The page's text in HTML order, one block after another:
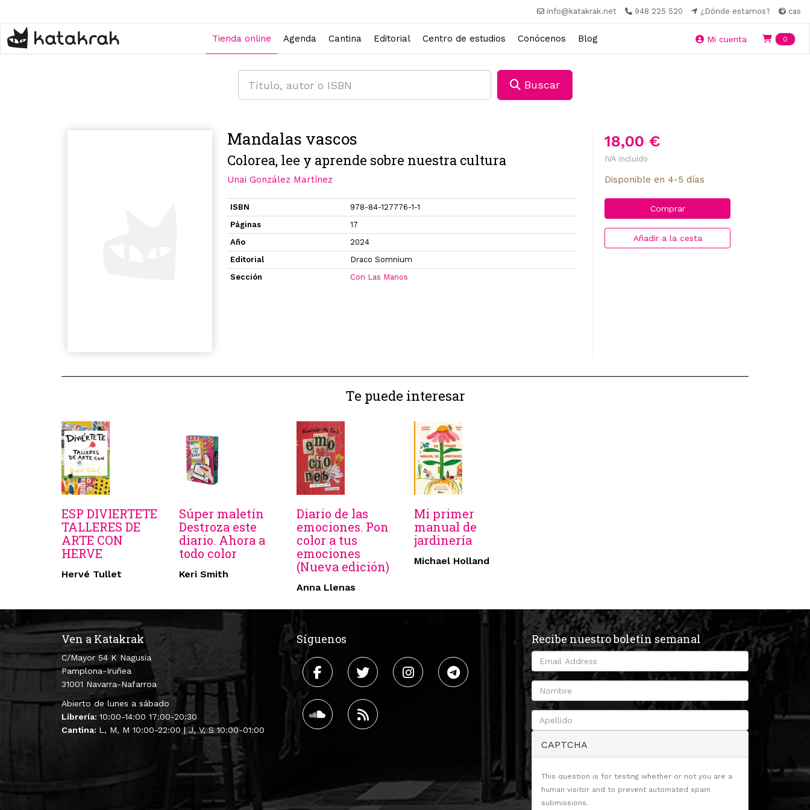
contenido
principal
info@katakrak.net 948 225 520 ¿Dónde estamos? cas
Tienda online Agenda Cantina Editorial Centro de estudios Conócenos Blog Mi cuenta 0
Buscar
18,00 €
IVA incluido
Disponible en 4-5 días
Comprar
Añadir a la cesta
Mandalas vascos
Colorea, lee y aprende sobre nuestra cultura
Unai González Martínez
ISBN
978-84-127776-1-1
Páginas
17
Año
2024
Editorial
Draco Somnium
Sección
Con Las Manos
Te puede interesar
ESP DIVIERTETE
TALLERES DE
ARTE CON
HERVE
Hervé Tullet
Súper maletín
Destroza este
diario. Ahora a
todo color
Keri Smith
Diario de las
emociones. Pon
color a tus
emociones
(Nueva edición)
Anna Llenas
Mi primer
manual de
jardinería
Michael Holland
Ven a Katakrak
C/Mayor 54 K Nagusia
Pamplona-Iruñea
31001 Navarra-Nafarroa
Abierto de lunes a sábado
Librería: 10:00-14:00 17:00-20:30
Cantina: L, M, M 10:00-22:00 | J, V, S 10:00-01:00
Síguenos Recibe nuestro boletín semanal
CAPTCHA
This question is for testing whether or not you are a
human visitor and to prevent automated spam
submissions.